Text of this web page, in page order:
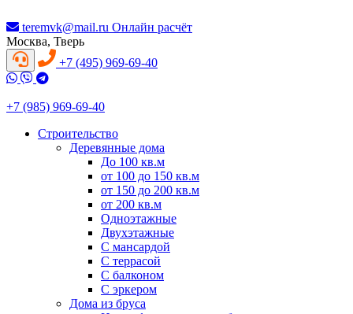
teremvk@mail.ru Онлайн расчёт
Москва, Тверь
+7 (495) 969-69-40
+7 (985) 969-69-40
Строительство
Деревянные дома
До 100 кв.м
от 100 до 150 кв.м
от 150 до 200 кв.м
от 200 кв.м
Одноэтажные
Двухэтажные
С мансардой
С террасой
С балконом
С эркером
Дома из бруса